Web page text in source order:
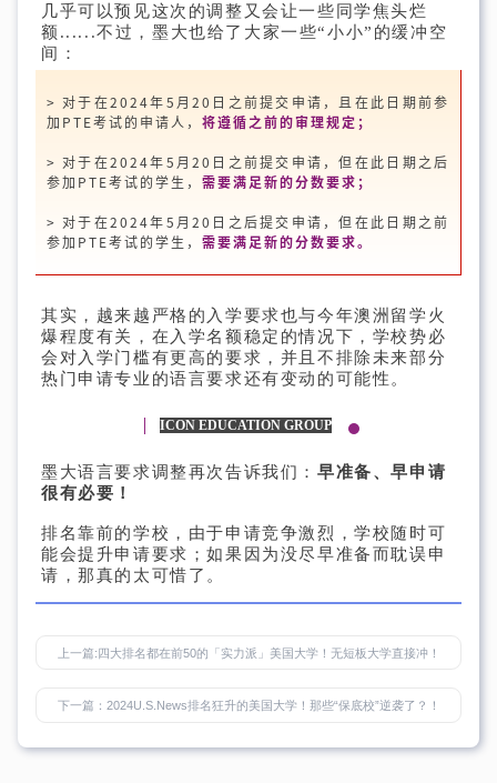
几乎可以预见这次的调整又会让一些同学焦头烂
额......不过，墨大也给了大家一些“小小”的缓冲空
间：
> 对于在2024年5月20日之前提交申请，且在此日期前参
加PTE考试的申请人， 将遵循之前的审理规定；
> 对于在2024年5月20日之前提交申请，但在此日期之后
参加PTE考试的学生， 需要满足新的分数要求；
> 对于在2024年5月20日之后提交申请，但在此日期之前
参加PTE考试的学生， 需要满足新的分数要求。
其实，越来越严格的入学要求也与今年澳洲留学火
爆程度有关，在入学名额稳定的情况下，学校势必
会对入学门槛有更高的要求，并且不排除未来部分
热门申请专业的语言要求还有变动的可能性。
ICON EDUCATION GROUP
墨大语言要求调整再次告诉我们： 早准备、早申请
很有必要！
排名靠前的学校，由于申请竞争激烈，学校随时可
能会提升申请要求；如果因为没尽早准备而耽误申
请，那真的太可惜了。
上一篇:四大排名都在前50的「实力派」美国大学！无短板大学直接冲！
下一篇： 2024U.S.News排名狂升的美国大学！那些“保底校”逆袭了？！